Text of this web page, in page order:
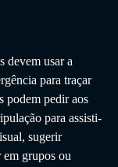
devem usar a
para traçar
podem pedir aos
para assisti-
sugerir
grupos ou